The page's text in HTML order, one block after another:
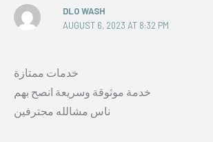
DLO WASH
AUGUST 6, 2023 AT 8:32 PM
خدمات ممتازة
خدمة موثوقة وسريعة انصح بهم
ناس مشالله محترفين